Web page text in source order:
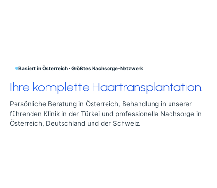
Basiert in Österreich · Größtes Nachsorge-Netzwerk
Ihre komplette Haartransplantation.
Persönliche Beratung in Österreich, Behandlung in unserer
führenden Klinik in der Türkei und professionelle Nachsorge in
Österreich, Deutschland und der Schweiz.